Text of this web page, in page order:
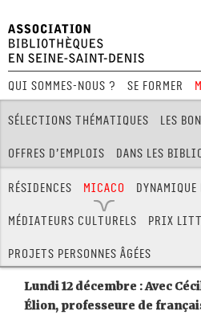
Qui sommes-nous ? Se former
Sélections thématiques Les
Offres d’emplois Dans les
Résidences MICACO
Médiateurs culturels Prix
Projets personnes âgées
Salons / Festivals Formations
Festival Hors Limites
Les couleurs que je vais voir,
rencontrer, les regards que
sons que je vais entendre,
sentir… Tout ça va me
Lundi 12 décembre : Avec
Élion, professeure de